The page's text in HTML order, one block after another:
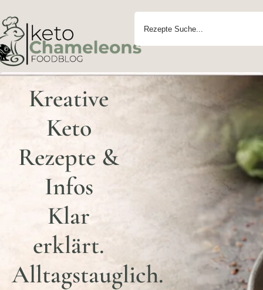
Kreative
Keto
Rezepte &
Infos
Klar
erklärt.
Alltagstauglich.